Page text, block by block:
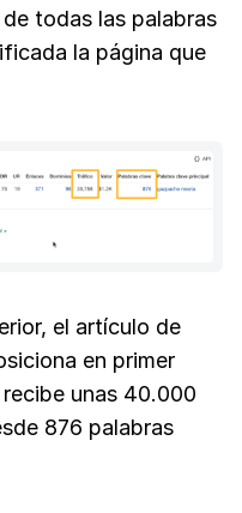
todas las palabras
la página que
el artículo de
en primer
unas 40.000
876 palabras